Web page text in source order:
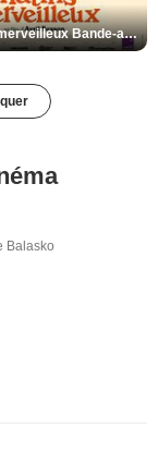
Les Matins merveilleux Bande-annonce VF
Balasko